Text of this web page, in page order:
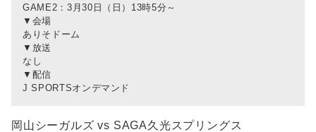
GAME2：3月30日（日）13時5分～
▼会場
ありそドーム
▼放送
なし
▼配信
J SPORTSオンデマンド
岡山シーガルズ vs SAGA久光スプリングス